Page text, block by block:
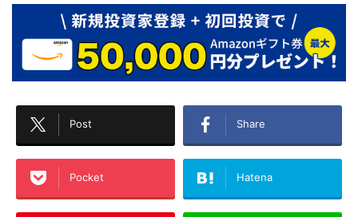
Post Share
Pocket Hatena